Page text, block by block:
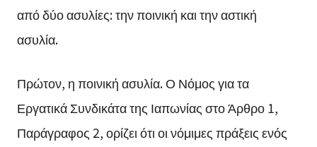
από δύο ασυλίες: την ποινική και την αστική
ασυλία.
Πρώτον, η ποινική ασυλία. Ο Νόμος για τα
Εργατικά Συνδικάτα της Ιαπωνίας στο Άρθρο 1,
Παράγραφος 2, ορίζει ότι οι νόμιμες πράξεις ενός